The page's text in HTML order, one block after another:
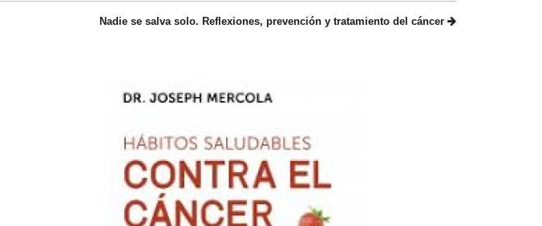
Nadie se salva solo. Reflexiones, prevención y tratamiento del cáncer